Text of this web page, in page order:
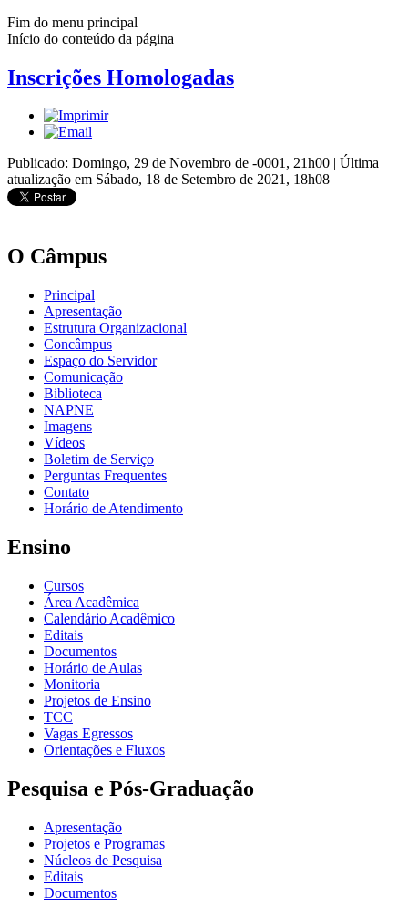
Fim do menu principal
Início do conteúdo da página
Inscrições Homologadas
Publicado: Domingo, 29 de Novembro de -0001, 21h00 | Última
atualização em Sábado, 18 de Setembro de 2021, 18h08
O Câmpus
Principal
Apresentação
Estrutura Organizacional
Concâmpus
Espaço do Servidor
Comunicação
Biblioteca
NAPNE
Imagens
Vídeos
Boletim de Serviço
Perguntas Frequentes
Contato
Horário de Atendimento
Ensino
Cursos
Área Acadêmica
Calendário Acadêmico
Editais
Documentos
Horário de Aulas
Monitoria
Projetos de Ensino
TCC
Vagas Egressos
Orientações e Fluxos
Pesquisa e Pós-Graduação
Apresentação
Projetos e Programas
Núcleos de Pesquisa
Editais
Documentos